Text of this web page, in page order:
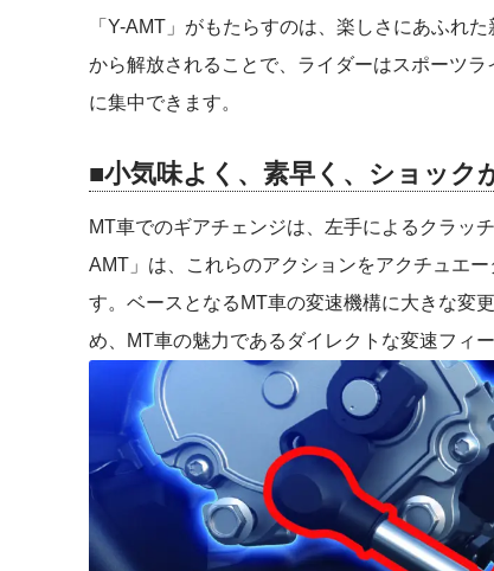
「Y-AMT」がもたらすのは、楽しさにあふれ
から解放されることで、ライダーはスポーツ
に集中できます。
■小気味よく、素早く、ショック
MT車でのギアチェンジは、左手によるクラッ
AMT」は、これらのアクションをアクチュエ
す。ベースとなるMT車の変速機構に大きな変
め、MT車の魅力であるダイレクトな変速フィ